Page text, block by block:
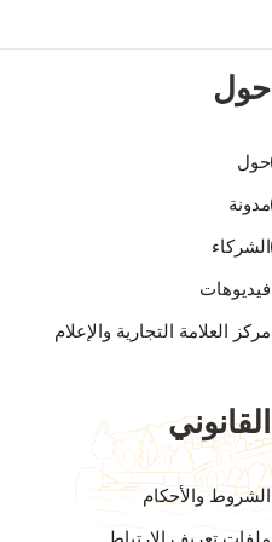
حول
حول
مدونة
الشركاء
فيديوهات
مركز العلامة التجارية والإعلام
القانوني
الشروط والأحكام